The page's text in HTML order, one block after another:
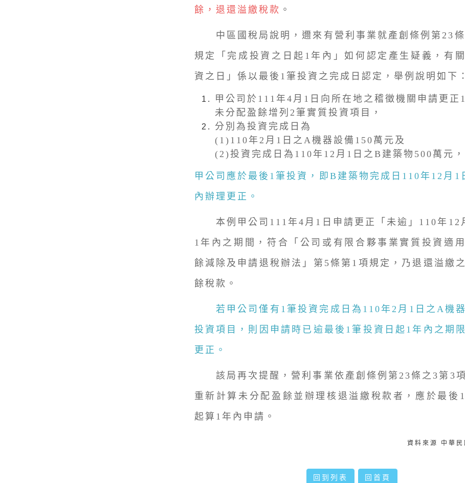
餘，退還溢繳稅款 。
中區國稅局說明，邇來有營利事業就產創條例第23條
規定「完成投資之日起1年內」如何認定產生疑義，有
資之日」係以最後1筆投資之完成日認定，舉例說明如下：
甲公司於111年4月1日向所在地之稽徵機關申請更正
未分配盈餘增列2筆實質投資項目，
分別為投資完成日為
(1)110年2月1日之A機器設備150萬元及
(2)投資完成日為110年12月1日之B建築物500萬元，
甲公司應於最後1筆投資，即B建築物完成日110年12月1
內辦理更正。
本例甲公司111年4月1日申請更正「未逾」110年12
1年內之期間，符合「公司或有限合夥事業實質投資適
餘減除及申請退稅辦法」第5條第1項規定，乃退還溢繳
餘稅款。
若甲公司僅有1筆投資完成日為110年2月1日之A機器
投資項目，則因申請時已逾最後1筆投資日起1年內之期
更正。
該局再次提醒，營利事業依產創條例第23條之3第3
重新計算未分配盈餘並辦理核退溢繳稅款者，應於最後
起算1年內申請。
資料來源 中華民
回到列表 回首頁